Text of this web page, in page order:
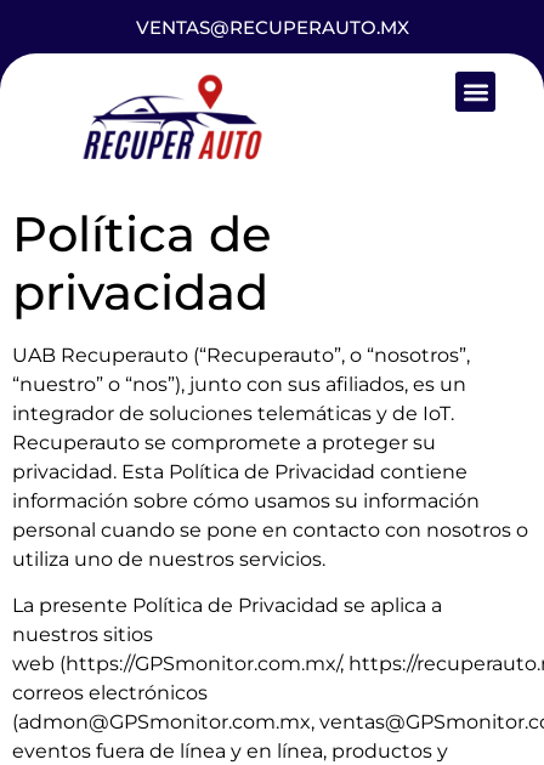
VENTAS@RECUPERAUTO.MX
Política de
privacidad
UAB Recuperauto (“Recuperauto”, o “nosotros”,
“nuestro” o “nos”), junto con sus afiliados, es un
integrador de soluciones telemáticas y de IoT.
Recuperauto se compromete a proteger su
privacidad. Esta Política de Privacidad contiene
información sobre cómo usamos su información
personal cuando se pone en contacto con nosotros o
utiliza uno de nuestros servicios.
La presente Política de Privacidad se aplica a
nuestros sitios
web (https://GPSmonitor.com.mx/, https://
correos electrónicos
(admon@GPSmonitor.com.mx,
eventos fuera de línea y en línea, productos y